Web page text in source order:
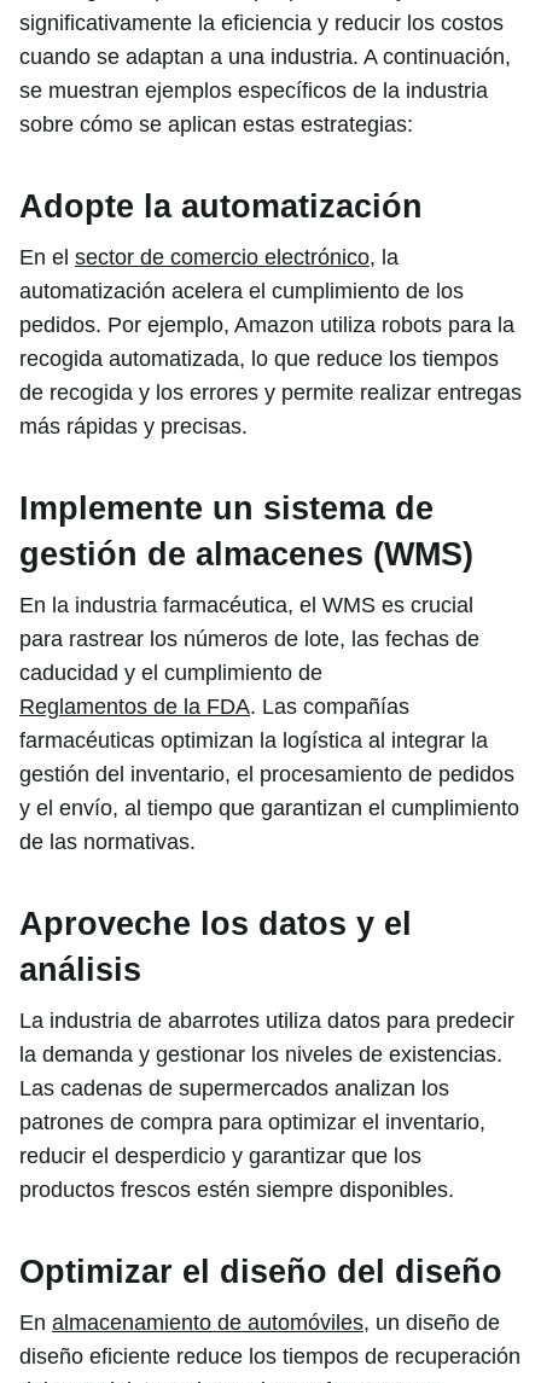
significativamente la eficiencia y reducir los costos
cuando se adaptan a una industria. A continuación,
se muestran ejemplos específicos de la industria
sobre cómo se aplican estas estrategias:
Adopte la automatización
En el sector de comercio electrónico, la
automatización acelera el cumplimiento de los
pedidos. Por ejemplo, Amazon utiliza robots para la
recogida automatizada, lo que reduce los tiempos
de recogida y los errores y permite realizar entregas
más rápidas y precisas.
Implemente un sistema de
gestión de almacenes (WMS)
En la industria farmacéutica, el WMS es crucial
para rastrear los números de lote, las fechas de
caducidad y el cumplimiento de
Reglamentos de la FDA. Las compañías
farmacéuticas optimizan la logística al integrar la
gestión del inventario, el procesamiento de pedidos
y el envío, al tiempo que garantizan el cumplimiento
de las normativas.
Aproveche los datos y el
análisis
La industria de abarrotes utiliza datos para predecir
la demanda y gestionar los niveles de existencias.
Las cadenas de supermercados analizan los
patrones de compra para optimizar el inventario,
reducir el desperdicio y garantizar que los
productos frescos estén siempre disponibles.
Optimizar el diseño del diseño
En almacenamiento de automóviles, un diseño de
diseño eficiente reduce los tiempos de recuperación